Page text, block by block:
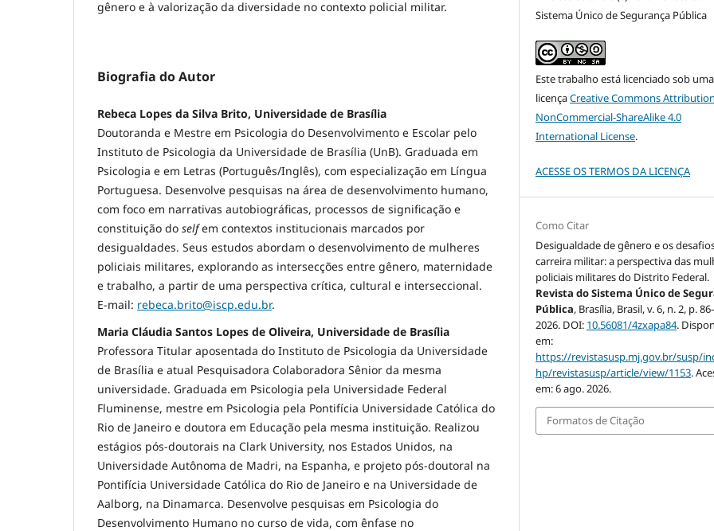
gênero e à valorização da diversidade no contexto policial militar.
Biografia do Autor
Rebeca Lopes da Silva Brito, Universidade de Brasília
Doutoranda e Mestre em Psicologia do Desenvolvimento e Escolar pelo
Instituto de Psicologia da Universidade de Brasília (UnB). Graduada em
Psicologia e em Letras (Português/Inglês), com especialização em Língua
Portuguesa. Desenvolve pesquisas na área de desenvolvimento humano,
com foco em narrativas autobiográficas, processos de significação e
constituição do selfem contextos institucionais marcados por
desigualdades. Seus estudos abordam o desenvolvimento de mulheres
policiais militares, explorando as intersecções entre gênero, maternidade
e trabalho, a partir de uma perspectiva crítica, cultural e interseccional.
E-mail: rebeca.brito@iscp.edu.br.
Maria Cláudia Santos Lopes de Oliveira, Universidade de Brasília
Professora Titular aposentada do Instituto de Psicologia da Universidade
de Brasília e atual Pesquisadora Colaboradora Sênior da mesma
universidade. Graduada em Psicologia pela Universidade Federal
Fluminense, mestre em Psicologia pela Pontifícia Universidade Católica do
Rio de Janeiro e doutora em Educação pela mesma instituição. Realizou
estágios pós-doutorais na Clark University, nos Estados Unidos, na
Universidade Autônoma de Madri, na Espanha, e projeto pós-doutoral na
Pontifícia Universidade Católica do Rio de Janeiro e na Universidade de
Aalborg, na Dinamarca. Desenvolve pesquisas em Psicologia do
Desenvolvimento Humano no curso de vida, com ênfase no
Sistema Único de Segurança Pública
Este trabalho está licenciado sob uma
licençaCreative Commons
NonCommercial-ShareAlike 4.0
International License.
ACESSE OS TERMOS DA LICENÇA
Como Citar
Desigualdade de gênero e os
carreira militar: a perspectiva das
policiais militares do Distrito Federal.
Revista do Sistema Único de
Pública, Brasília, Brasil, v. 6, n. 2, p.
2026. DOI: 10.56081/4zxapa84.
em:
https://revistasusp.mj.gov.br/susp/
hp/revistasusp/article/view/1153.
em: 6 ago. 2026.
Formatos de Citação